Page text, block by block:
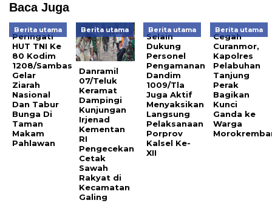
Baca Juga
Berita utama
Peringati
HUT TNI Ke
80 Kodim
1208/Sambas
Gelar
Ziarah
Nasional
Dan Tabur
Bunga Di
Taman
Makam
Pahlawan
Berita utama
Danramil
07/Teluk
Keramat
Dampingi
Kunjungan
Irjenad
Kementan
RI
Pengecekan
Cetak
Sawah
Rakyat di
Kecamatan
Galing
Berita utama
Selain
Dukung
Personel
Pengamanan
Dandim
1009/Tla
Juga Aktif
Menyaksikan
Langsung
Pelaksanaan
Porprov
Kalsel Ke-
XII
Berita utama
Cegah
Curanmor,
Kapolres
Pelabuhan
Tanjung
Perak
Bagikan
Kunci
Ganda ke
Warga